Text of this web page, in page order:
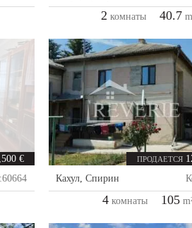
2 комнаты 40.7
€
60664
ПРОДАЕТСЯ
Кахул,Спирин
4 комнаты 105